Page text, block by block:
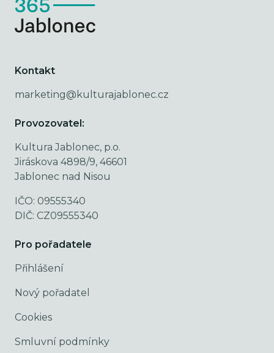
Kontakt
marketing@kulturajablonec.cz
Provozovatel:
Kultura Jablonec, p.o.
Jiráskova 4898/9, 46601
Jablonec nad Nisou
IČO: 09555340
DIČ: CZ09555340
Pro pořadatele
Přihlášení
Nový pořadatel
Cookies
Smluvní podmínky